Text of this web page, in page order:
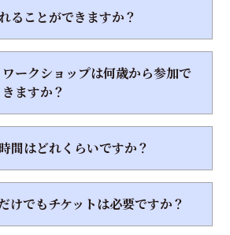
ることができますか？
ワークショップは何歳から参加で
きますか？
間はどれくらいですか？
けでもチケットは必要ですか？